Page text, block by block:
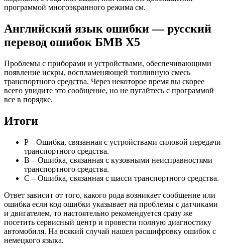
программой многоэкранного режима см.
Английский язык ошибки — русский
перевод ошибок БМВ Х5
Проблемы с приборами и устройствами, обеспечивающими
появление искры, воспламеняющей топливную смесь
транспортного средства. Через некоторое время вы скорее
всего увидите это сообщение, но не пугайтесь с программой
все в порядке.
Итоги
P – Ошибка, связанная с устройствами силовой передачи
транспортного средства.
B – Ошибка, связанная с кузовными неисправностями
транспортного средства.
C – Ошибка, связанная с шасси транспортного средства.
Ответ зависит от того, какого рода возникает сообщение или
ошибка если код ошибки указывает на проблемы с датчиками
и двигателем, то настоятельно рекомендуется сразу же
посетить сервисный центр и провести полную диагностику
автомобиля. На всякий случай нашел расшифровку ошибок с
немецкого языка.